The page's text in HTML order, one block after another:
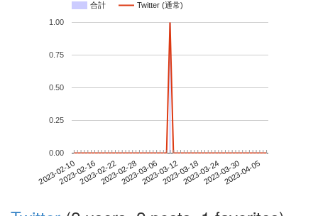
合計 Twitter (通常)
2023-02-102023-02-162023-02-222023-02-282023-03-062023-03-122023-03-182023-03-242023-03-302023-04-05
0.00
0.25
0.50
0.75
1.00